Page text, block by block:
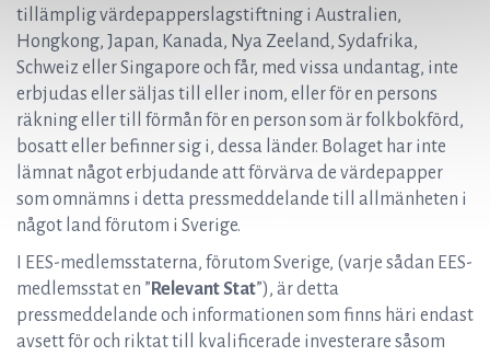
tillämplig värdepapperslagstiftning i Australien,
Hongkong, Japan, Kanada, Nya Zeeland, Sydafrika,
Schweiz eller Singapore och får, med vissa undantag, inte
erbjudas eller säljas till eller inom, eller för en persons
räkning eller till förmån för en person som är folkbokförd,
bosatt eller befinner sig i, dessa länder. Bolaget har inte
lämnat något erbjudande att förvärva de värdepapper
som omnämns i detta pressmeddelande till allmänheten i
något land förutom i Sverige.
I EES-medlemsstaterna, förutom Sverige, (varje sådan EES-
medlemsstat en ” Relevant Stat”), är detta
pressmeddelande och informationen som finns häri endast
avsett för och riktat till kvalificerade investerare såsom